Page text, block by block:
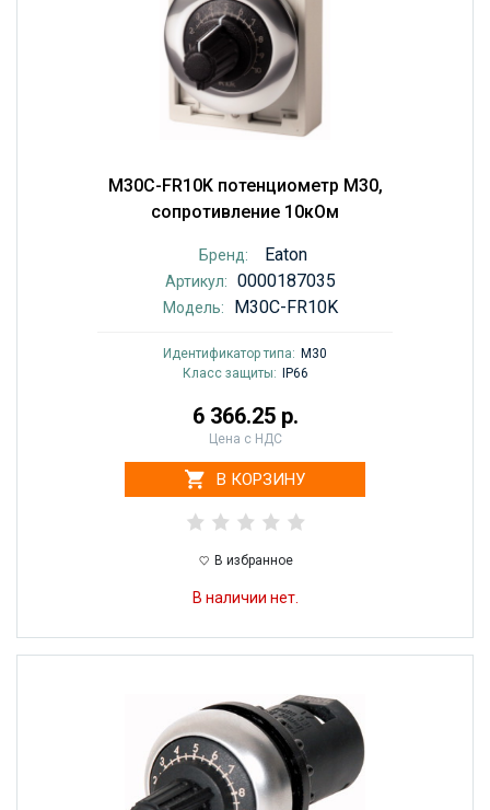
M30C-FR10K потенциометр M30,
сопротивление 10кОм
Бренд: Eaton
Артикул: 0000187035
Модель: M30C-FR10K
Идентификатор типа: M30
Класс защиты:
IP66
6 366.25 р.
Цена с НДС
В КОРЗИНУ
В избранное
В наличии нет.